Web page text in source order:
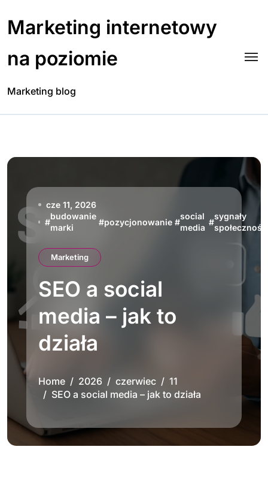
content
Marketing internetowy
na poziomie
Marketing blog
cze 11, 2026
#
budowanie
marki
#pozycjonowanie #
social
media
#
sygnały
Marketing
SEO a social
media – jak to
działa
Home 2026 czerwiec
11
SEO a social media – jak to działa